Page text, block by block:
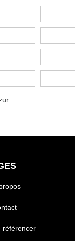
référencer